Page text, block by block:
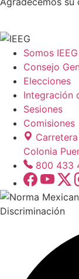
Somos IEEG
Consejo
Elecciones
Integración
Sesiones
Comisiones
Colonia
800 433